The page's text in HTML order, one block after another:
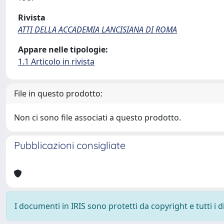
Rivista
ATTI DELLA ACCADEMIA LANCISIANA DI ROMA
Appare nelle tipologie:
1.1 Articolo in rivista
File in questo prodotto:
Non ci sono file associati a questo prodotto.
Pubblicazioni consigliate
I documenti in IRIS sono protetti da copyright e tutti i